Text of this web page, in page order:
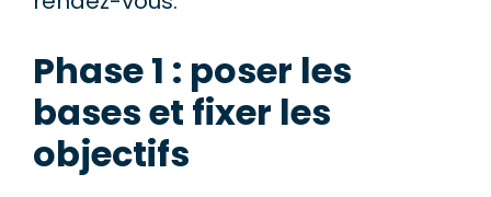
Phase 1 : poser les
bases et fixer les
objectifs